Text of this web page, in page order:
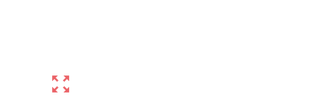
zoom_out_map